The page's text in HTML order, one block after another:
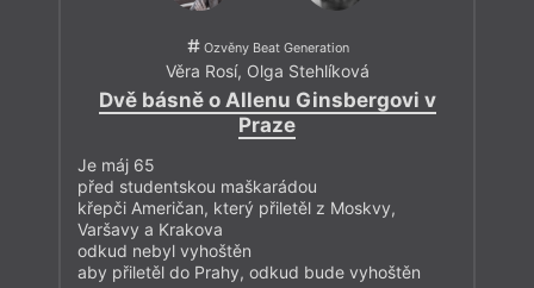
Ozvěny Beat Generation
Věra Rosí, Olga Stehlíková
Dvě básně o Allenu Ginsbergovi v
Praze
Je máj 65
před studentskou maškarádou
křepči Američan, který přiletěl z Moskvy,
Varšavy a Krakova
odkud nebyl vyhoštěn
aby přiletěl do Prahy, odkud bude vyhoštěn